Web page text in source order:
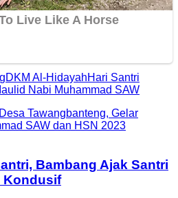
DKM Al-HidayahHari Santri
Nabi Muhammad SAW
Bambang Ajak Santri
Kondusif